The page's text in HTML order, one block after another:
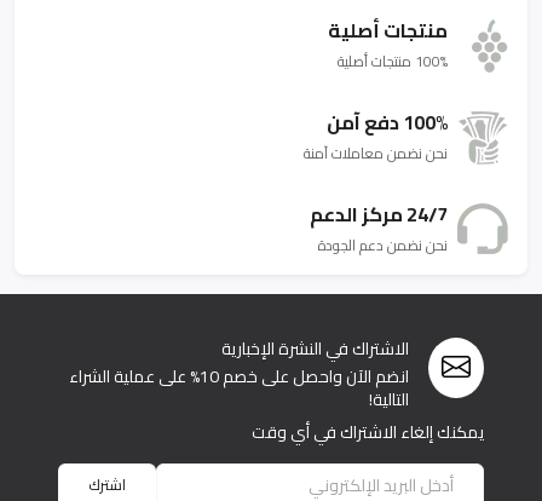
منتجات أصلية
100% منتجات أصلية
100% دفع آمن
نحن نضمن معاملات آمنة
24/7 مركز الدعم
نحن نضمن دعم الجودة
الاشتراك في النشرة الإخبارية
انضم الآن واحصل على خصم 10% على عملية الشراء
التالية!
يمكنك إلغاء الاشتراك في أي وقت
اشترك